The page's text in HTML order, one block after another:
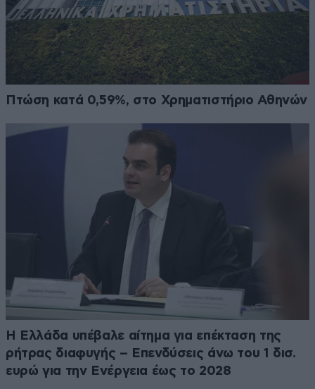
Πτώση κατά 0,59%, στο Χρηματιστήριο Αθηνών
Η Ελλάδα υπέβαλε αίτημα για επέκταση της
ρήτρας διαφυγής – Επενδύσεις άνω του 1 δισ.
ευρώ για την Ενέργεια έως το 2028